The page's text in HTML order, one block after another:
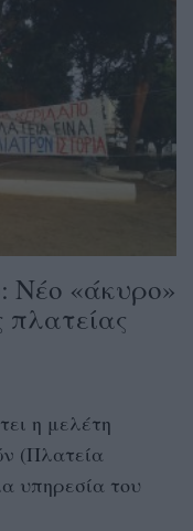
Νέο «άκυρο»
η μελέτη
(Πλατεία
υπηρεσία του